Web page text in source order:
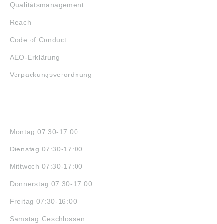
Qualitätsmanagement
Reach
Code of Conduct
AEO-Erklärung
Verpackungsverordnung
Montag 07:30-17:00
Dienstag 07:30-17:00
Mittwoch 07:30-17:00
Donnerstag 07:30-17:00
Freitag 07:30-16:00
Samstag Geschlossen